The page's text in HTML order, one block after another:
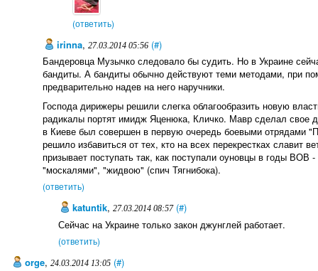
(ответить)
irinna,27.03.2014 05:56 (#)
Бандеровца Музычко следовало бы судить. Но в Украине
бандиты. А бандиты обычно действуют теми методами, при
предварительно надев на него наручники.
Господа дирижеры решили слегка облагообразить новую
радикалы портят имидж Яценюка, Кличко. Мавр сделал свое
в Киеве был совершен в первую очередь боевыми отрядами
решило избавиться от тех, кто на всех перекрестках славит
призывает поступать так, как поступали оуновцы в годы
"москалями", "жидвою" (спич Тягнибока).
(ответить)
katuntik, 27.03.2014 08:57 (#)
Сейчас на Украине только закон джунглей работает.
(ответить)
orge, 24.03.2014 13:05 (#)